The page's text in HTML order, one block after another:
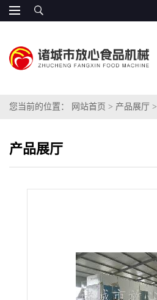
您当前的位置： 网站首页 > 产品展厅 >
产品展厅